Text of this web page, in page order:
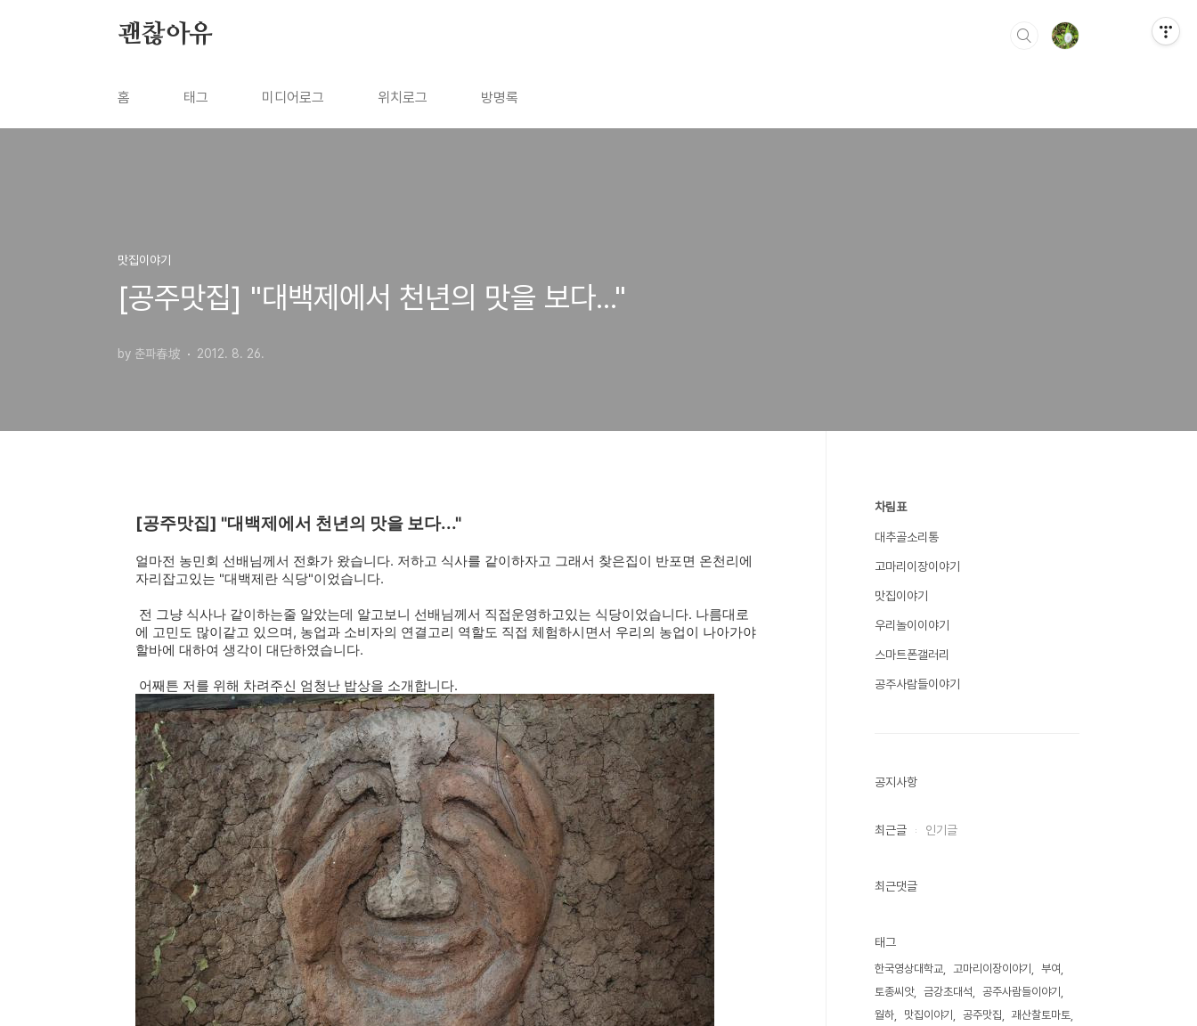
괜찮아유
홈 태그 미디어로그 위치로그 방명록
맛집이야기
[공주맛집] "대백제에서 천년의 맛을 보다..."
by 춘파春坡 2012. 8. 26.
[공주맛집] "대백제에서 천년의 맛을 보다..."
얼마전 농민회 선배님께서 전화가 왔습니다. 저하고 식사를 같이하자고 그래서 찾은집이 반포면 온천리에
자리잡고있는 "대백제란 식당"이었습니다.
전 그냥 식사나 같이하는줄 알았는데 알고보니 선배님께서 직접운영하고있는 식당이었습니다. 나름대로
에 고민도 많이같고 있으며, 농업과 소비자의 연결고리 역할도 직접 체험하시면서 우리의 농업이 나아가야
할바에 대하여 생각이 대단하였습니다.
어째튼 저를 위해 차려주신 엄청난 밥상을 소개합니다.
차림표
대추골소리통
고마리이장이야기
맛집이야기
우리놀이이야기
스마트폰갤러리
공주사람들이야기
공지사항
최근글 인기글
최근댓글
태그
한국영상대학교 고마리이장이야기
부여
토종씨앗
금강초대석
공주사람들이야기
월하
맛집이야기 공주맛집
괘산찰토마토